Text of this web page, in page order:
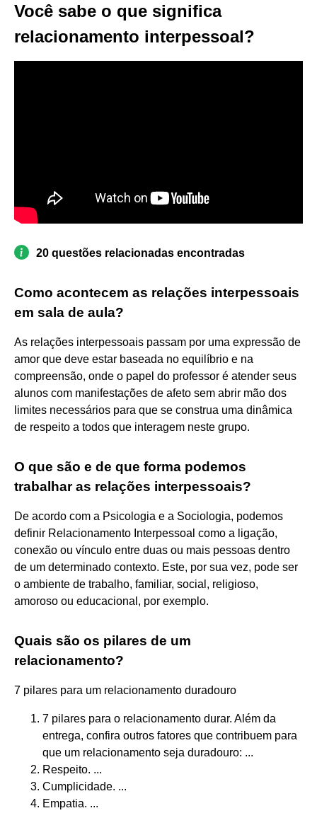
Você sabe o que significa
relacionamento interpessoal?
20 questões relacionadas encontradas
Como acontecem as relações interpessoais
em sala de aula?
As relações interpessoais passam por uma expressão de
amor que deve estar baseada no equilíbrio e na
compreensão, onde o papel do professor é atender seus
alunos com manifestações de afeto sem abrir mão dos
limites necessários para que se construa uma dinâmica
de respeito a todos que interagem neste grupo.
O que são e de que forma podemos
trabalhar as relações interpessoais?
De acordo com a Psicologia e a Sociologia, podemos
definir Relacionamento Interpessoal como a ligação,
conexão ou vínculo entre duas ou mais pessoas dentro
de um determinado contexto. Este, por sua vez, pode ser
o ambiente de trabalho, familiar, social, religioso,
amoroso ou educacional, por exemplo.
Quais são os pilares de um
relacionamento?
7 pilares para um relacionamento duradouro
7 pilares para o relacionamento durar. Além da
entrega, confira outros fatores que contribuem para
que um relacionamento seja duradouro: ...
Respeito. ...
Cumplicidade. ...
Empatia. ...